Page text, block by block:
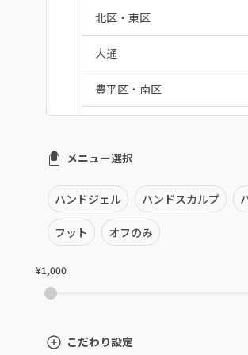
北区・東区
大通
豊平区・南区
円山周辺
白石区・厚別区・清田区
すすきの・市電沿線
室蘭・登別・苫小牧
メニュー選択
ハンドジェル ハンドスカルプ
フット オフのみ
¥1,000
こだわり設定